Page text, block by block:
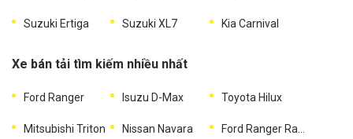
Suzuki Ertiga Suzuki XL7 Kia Carnival
Xe bán tải tìm kiếm nhiều nhất
Ford Ranger Isuzu D-Max Toyota Hilux
Mitsubishi Triton Nissan Navara Ford Ranger Raptor